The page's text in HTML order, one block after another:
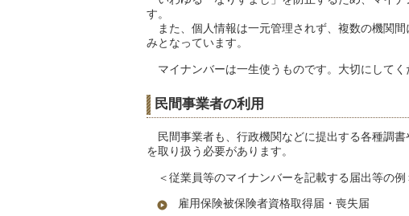
す。
また、個人情報は一元管理されず、複数の機関
みとなっています。
マイナンバーは一生使うものです。大切にしてく
民間事業者の利用
民間事業者も、行政機関などに提出する各種調
を取り扱う必要があります。
＜従業員等のマイナンバーを記載する届出等の例
雇用保険被保険者資格取得届・喪失届